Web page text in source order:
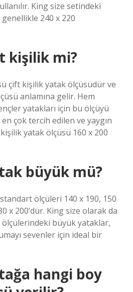
King size setindeki
240 x 220
kişilik mi?
çift kişilik yatak ölçüsüdür ve
anlamına gelir. Hem
yatakları için bu ölçüyü
çok tercih edilen ve yaygın
yatak ölçüsü 160 x 200
büyük mü?
ölçüleri 140 x 190, 150
x 200’dür. King size olarak da
ölçülerindeki büyük yataklar,
sevenler için ideal bir
hangi boy